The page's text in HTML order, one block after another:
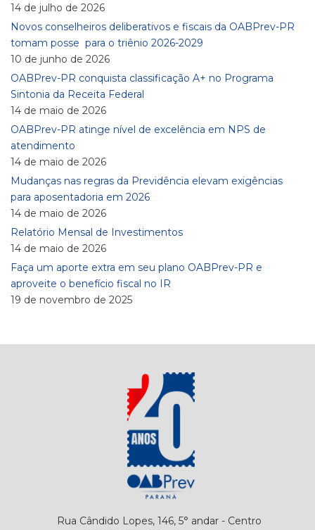
14 de julho de 2026
Novos conselheiros deliberativos e fiscais da OABPrev-PR
tomam posse para o triênio 2026-2029
10 de junho de 2026
OABPrev-PR conquista classificação A+ no Programa
Sintonia da Receita Federal
14 de maio de 2026
OABPrev-PR atinge nível de excelência em NPS de
atendimento
14 de maio de 2026
Mudanças nas regras da Previdência elevam exigências
para aposentadoria em 2026
14 de maio de 2026
Relatório Mensal de Investimentos
14 de maio de 2026
Faça um aporte extra em seu plano OABPrev-PR e
aproveite o benefício fiscal no IR
19 de novembro de 2025
Rua Cândido Lopes, 146, 5° andar - Centro